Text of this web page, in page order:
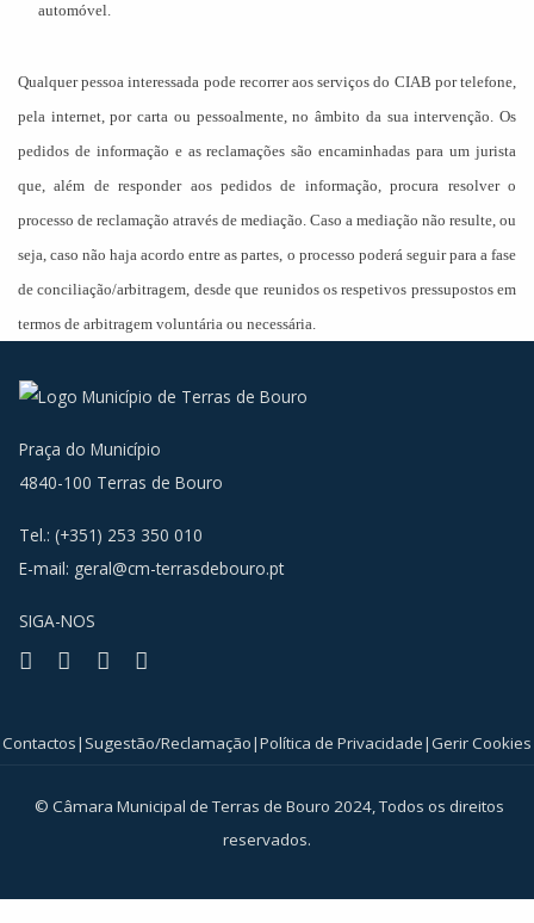
automóvel.
Qualquer pessoa interessada pode recorrer aos serviços do CIAB por telefone,
pela internet, por carta ou pessoalmente, no âmbito da sua intervenção. Os
pedidos de informação e as reclamações são encaminhadas para um jurista
que, além de responder aos pedidos de informação, procura resolver o
processo de reclamação através de mediação. Caso a mediação não resulte, ou
seja, caso não haja acordo entre as partes, o processo poderá seguir para a fase
de conciliação/arbitragem, desde que reunidos os respetivos pressupostos em
termos de arbitragem voluntária ou necessária.
Praça do Município
4840-100 Terras de Bouro
Tel.: (+351) 253 350 010
E-mail: geral@cm-terrasdebouro.pt
SIGA-NOS
Facebook
Youtube
Instagram
© Câmara Municipal de Terras de Bouro 2024, Todos os direitos
reservados.
Contactos| Sugestão/Reclamação|Política de Privacidade|Gerir Cookies